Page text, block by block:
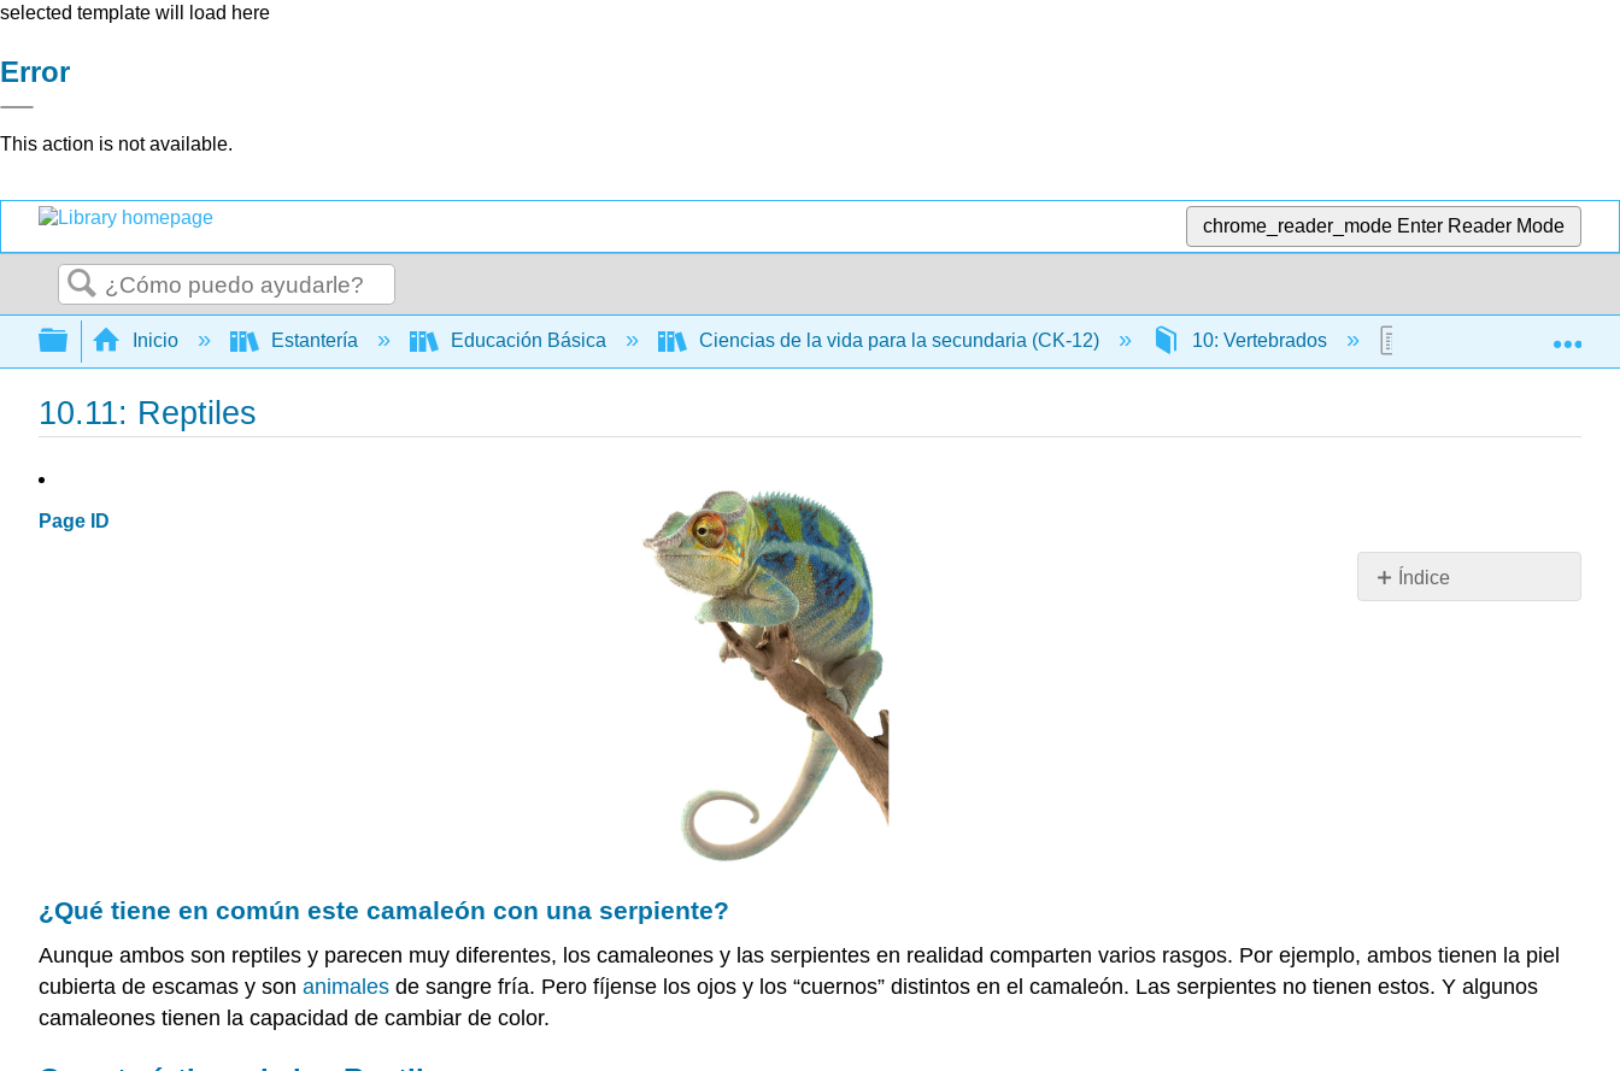
selected template will load here
Error
This action is not available.
chrome_reader_mode Enter Reader Mode
Buscar
Expandir/contraer jerarquía global
Inicio Estantería Educación Básica Ciencias de la vida para la secundaria (CK-12) 10: Vertebrados
10.11: Reptiles
Page ID
Índice
de
¿Qué tiene en común este camaleón con una serpiente?
Aunque ambos son reptiles y parecen muy diferentes, los camaleones y las serpientes en realidad comparten varios rasgos. Por ejemplo, ambos tienen la piel
cubierta de escamas y son animales de sangre fría. Pero fíjense los ojos y los “cuernos” distintos en el camaleón. Las serpientes no tienen estos. Y algunos
camaleones tienen la capacidad de cambiar de color.